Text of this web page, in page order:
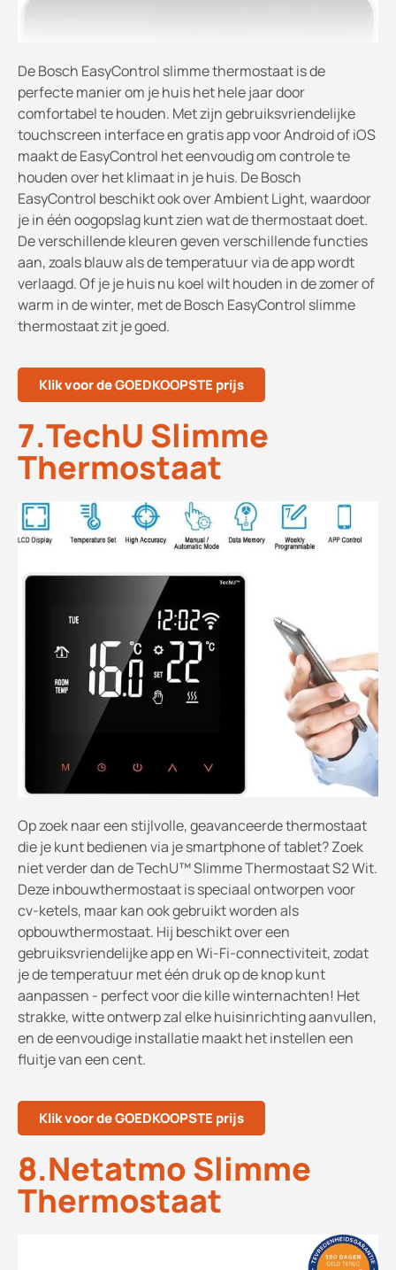
De Bosch EasyControl slimme thermostaat is de
perfecte manier om je huis het hele jaar door
comfortabel te houden. Met zijn gebruiksvriendelijke
touchscreen interface en gratis app voor Android of iOS
maakt de EasyControl het eenvoudig om controle te
houden over het klimaat in je huis. De Bosch
EasyControl beschikt ook over Ambient Light, waardoor
je in één oogopslag kunt zien wat de thermostaat doet.
De verschillende kleuren geven verschillende functies
aan, zoals blauw als de temperatuur via de app wordt
verlaagd. Of je je huis nu koel wilt houden in de zomer of
warm in de winter, met de Bosch EasyControl slimme
thermostaat zit je goed.
Klik voor de GOEDKOOPSTE prijs
7.TechU Slimme
Thermostaat
Op zoek naar een stijlvolle, geavanceerde thermostaat
die je kunt bedienen via je smartphone of tablet? Zoek
niet verder dan de TechU™ Slimme Thermostaat S2 Wit.
Deze inbouwthermostaat is speciaal ontworpen voor
cv-ketels, maar kan ook gebruikt worden als
opbouwthermostaat. Hij beschikt over een
gebruiksvriendelijke app en Wi-Fi-connectiviteit, zodat
je de temperatuur met één druk op de knop kunt
aanpassen - perfect voor die kille winternachten! Het
strakke, witte ontwerp zal elke huisinrichting aanvullen,
en de eenvoudige installatie maakt het instellen een
fluitje van een cent.
Klik voor de GOEDKOOPSTE prijs
8.Netatmo Slimme
Thermostaat